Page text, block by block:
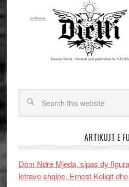
ARTIKUJT E
Dom Ndre Mjeda, sipas dy
letrave shqipe, Ernest Koliqit